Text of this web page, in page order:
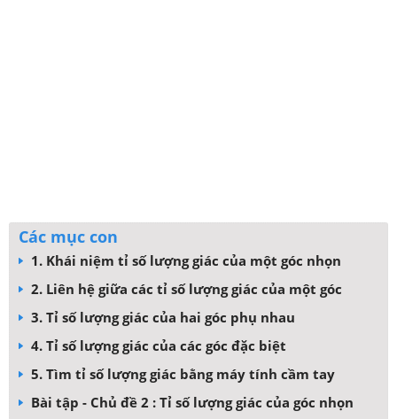
Các mục con
1. Khái niệm tỉ số lượng giác của một góc nhọn
2. Liên hệ giữa các tỉ số lượng giác của một góc
3. Tỉ số lượng giác của hai góc phụ nhau
4. Tỉ số lượng giác của các góc đặc biệt
5. Tìm tỉ số lượng giác bằng máy tính cầm tay
Bài tập - Chủ đề 2 : Tỉ số lượng giác của góc nhọn